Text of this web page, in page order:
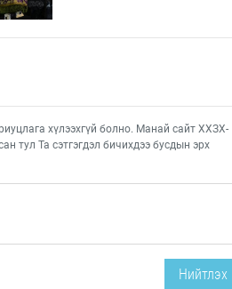
хүлээхгүй болно. Манай сайт ХХЗХ-
тул Та сэтгэгдэл бичихдээ бусдын эрх
Нийтлэх